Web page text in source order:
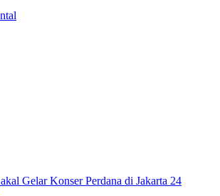
Gelar Konser Perdana di Jakarta 24